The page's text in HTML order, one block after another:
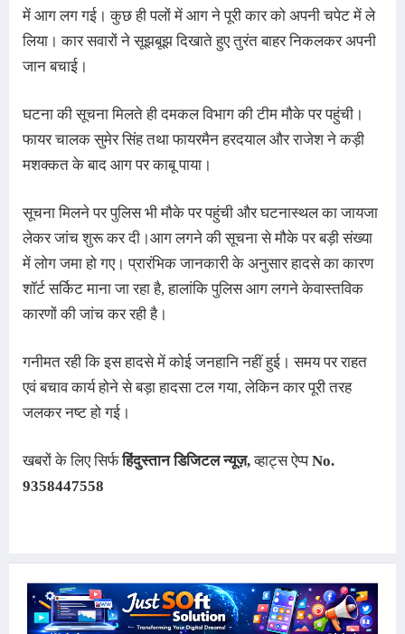
में आग लग गई। कुछ ही पलों में आग ने पूरी कार को अपनी चपेट में ले
लिया। कार सवारों ने सूझबूझ दिखाते हुए तुरंत बाहर निकलकर अपनी
जान बचाई।
घटना की सूचना मिलते ही दमकल विभाग की टीम मौके पर पहुंची।
फायर चालक सुमेर सिंह तथा फायरमैन हरदयाल और राजेश ने कड़ी
मशक्कत के बाद आग पर काबू पाया।
सूचना मिलने पर पुलिस भी मौके पर पहुंची और घटनास्थल का जायजा
लेकर जांच शुरू कर दी।आग लगने की सूचना से मौके पर बड़ी संख्या
में लोग जमा हो गए। प्रारंभिक जानकारी के अनुसार हादसे का कारण
शॉर्ट सर्किट माना जा रहा है, हालांकि पुलिस आग लगने केवास्तविक
कारणों की जांच कर रही है।
गनीमत रही कि इस हादसे में कोई जनहानि नहीं हुई। समय पर राहत
एवं बचाव कार्य होने से बड़ा हादसा टल गया, लेकिन कार पूरी तरह
जलकर नष्ट हो गई।
खबरों के लिए सिर्फ हिंदुस्तान डिजिटल न्यूज़,व्हाट्स ऐप्प No.
9358447558